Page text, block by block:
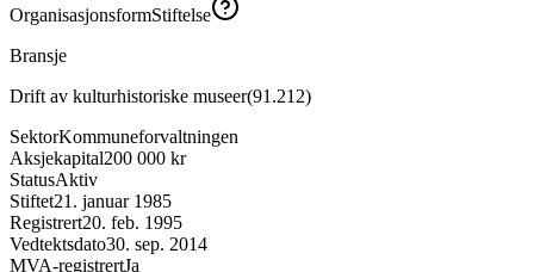
OrganisasjonsformStiftelse
Bransje
Drift av kulturhistoriske museer(91.212)
SektorKommuneforvaltningen
Aksjekapital200 000 kr
StatusAktiv
Stiftet21. januar 1985
Registrert20. feb. 1995
Vedtektsdato30. sep. 2014
MVA-registrertJa